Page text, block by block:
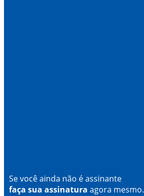
Se você ainda não é assinante
faça sua assinatura agora mesmo.